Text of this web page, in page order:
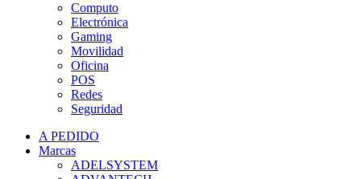
Computo
Electrónica
Gaming
Movilidad
Oficina
POS
Redes
Seguridad
A PEDIDO
Marcas
ADELSYSTEM